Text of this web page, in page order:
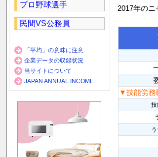
2017年のニ
▼技能労務
プロ野球選手
民間VS公務員
「平均」の意味に注意
企業データの収録状況
当サイトについて
JAPAN ANNUAL INCOME